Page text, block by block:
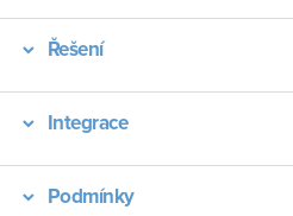
Řešení
Integrace
Podmínky